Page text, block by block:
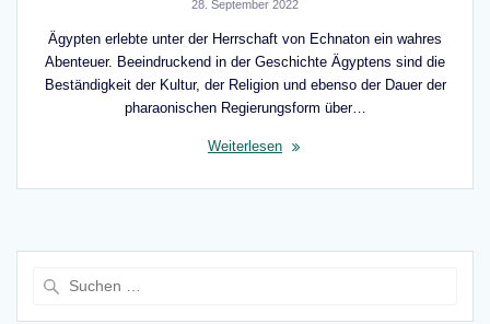
28. September 2022
Ägypten erlebte unter der Herrschaft von Echnaton ein wahres
Abenteuer. Beeindruckend in der Geschichte Ägyptens sind die
Beständigkeit der Kultur, der Religion und ebenso der Dauer der
pharaonischen Regierungsform über…
Weiterlesen